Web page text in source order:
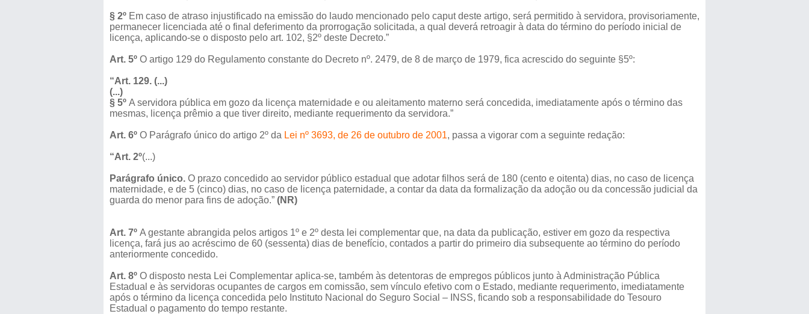
§ 2º Em caso de atraso injustificado na emissão do laudo mencionado pelo caput deste artigo, será permitido à servidora, provisoriamente,
permanecer licenciada até o final deferimento da prorrogação solicitada, a qual deverá retroagir à data do término do período inicial de
licença, aplicando-se o disposto pelo art. 102, §2º deste Decreto.”
Art. 5º O artigo 129 do Regulamento constante do Decreto nº. 2479, de 8 de março de 1979, fica acrescido do seguinte §5º:
“Art. 129. (...)
(...)
§ 5º A servidora pública em gozo da licença maternidade e ou aleitamento materno será concedida, imediatamente após o término das
mesmas, licença prêmio a que tiver direito, mediante requerimento da servidora.”
Art. 6º O Parágrafo único do artigo 2º da Lei nº 3693, de 26 de outubro de 2001, passa a vigorar com a seguinte redação:
“Art. 2º(...)
Parágrafo único. O prazo concedido ao servidor público estadual que adotar filhos será de 180 (cento e oitenta) dias, no caso de licença
maternidade, e de 5 (cinco) dias, no caso de licença paternidade, a contar da data da formalização da adoção ou da concessão judicial da
guarda do menor para fins de adoção.” (NR)
Art. 7º A gestante abrangida pelos artigos 1º e 2º desta lei complementar que, na data da publicação, estiver em gozo da respectiva
licença, fará jus ao acréscimo de 60 (sessenta) dias de benefício, contados a partir do primeiro dia subsequente ao término do período
anteriormente concedido.
Art. 8º O disposto nesta Lei Complementar aplica-se, também às detentoras de empregos públicos junto à Administração Pública
Estadual e às servidoras ocupantes de cargos em comissão, sem vínculo efetivo com o Estado, mediante requerimento, imediatamente
após o término da licença concedida pelo Instituto Nacional do Seguro Social – INSS, ficando sob a responsabilidade do Tesouro
Estadual o pagamento do tempo restante.